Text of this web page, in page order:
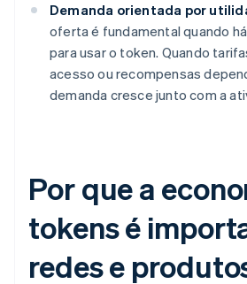
Demanda orientada por
oferta é fundamental quando
para usar o token. Quando
acesso ou recompensas
demanda cresce junto com a
Por que a
tokens é
redes e